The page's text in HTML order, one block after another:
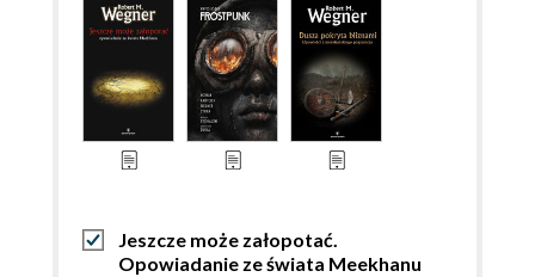
Jeszcze może załopotać.
Opowiadanie ze świata Meekhanu